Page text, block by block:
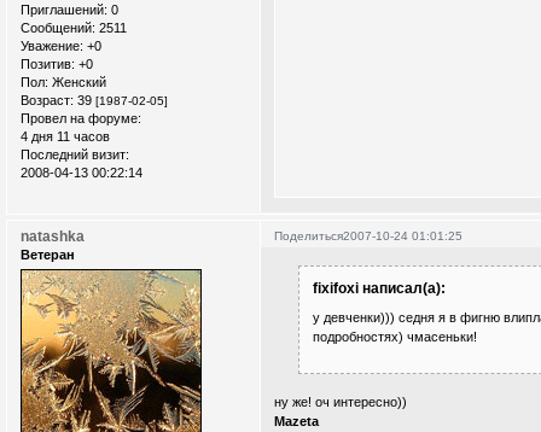
Приглашений: 0
Сообщений: 2511
Уважение: +0
Позитив: +0
Пол: Женский
Возраст: 39 [1987-02-05]
Провел на форуме:
4 дня 11 часов
Последний визит:
2008-04-13 00:22:14
Поделиться2007-10-24 01:01:25
natashka
Ветеран
fixifoxi написал(а):
у девченки))) седня я в фигню
подробностях) чмасеньки!
ну же! оч интересно))
Mazeta